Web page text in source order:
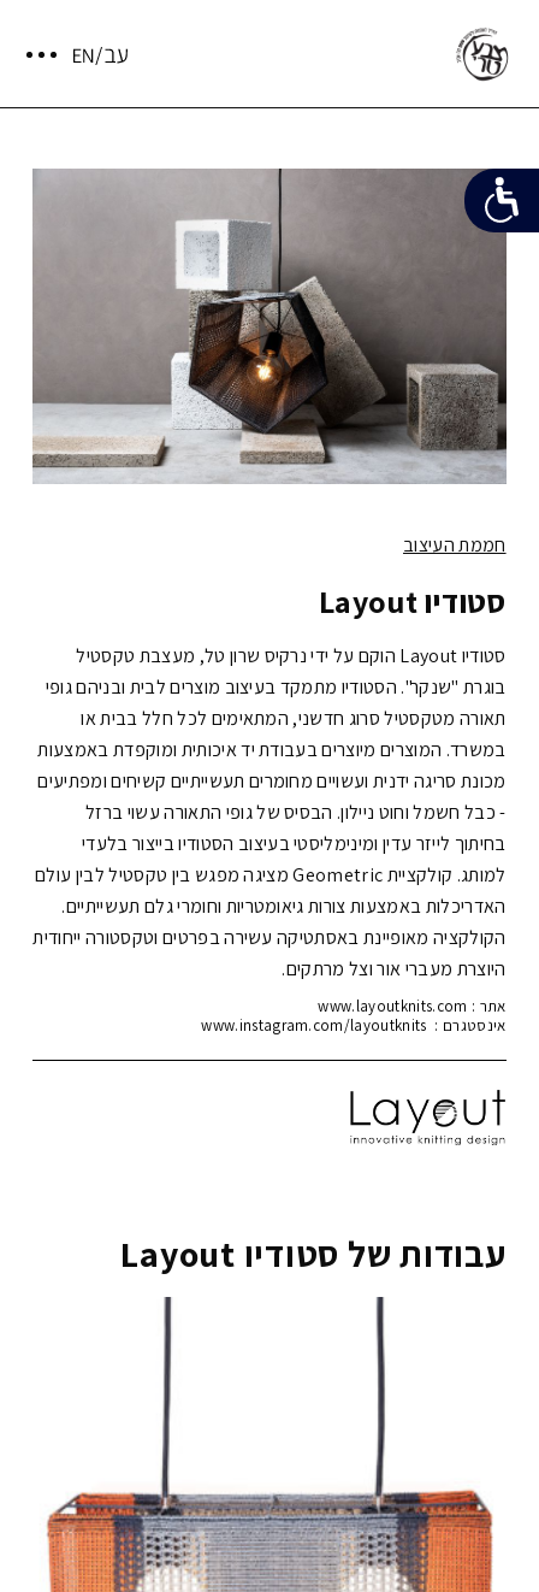
חממת העיצוב
סטודיו Layout
סטודיו Layout הוקם על ידי נרקיס שרון טל, מעצבת טקסטיל
בוגרת "שנקר". הסטודיו מתמקד בעיצוב מוצרים לבית ובניהם גופי
תאורה מטקסטיל סרוג חדשני, המתאימים לכל חלל בבית או
במשרד. המוצרים מיוצרים בעבודת יד איכותית ומוקפדת באמצעות
מכונת סריגה ידנית ועשויים מחומרים תעשייתיים קשיחים ומפתיעים
- כבל חשמל וחוט ניילון. הבסיס של גופי התאורה עשוי ברזל
בחיתוך לייזר עדין ומינימליסטי בעיצוב הסטודיו בייצור בלעדי
למותג.
קולקציית Geometric מציגה מפגש בין טקסטיל לבין עולם
האדריכלות באמצעות צורות גיאומטריות וחומרי גלם תעשייתיים.
הקולקציה מאופיינת באסתטיקה עשירה בפרטים וטקסטורה ייחודית
היוצרת מעברי אור וצל מרתקים.
אתר : www.layoutknits.com
אינסטגרם :
עבודות של סטודיו Layout